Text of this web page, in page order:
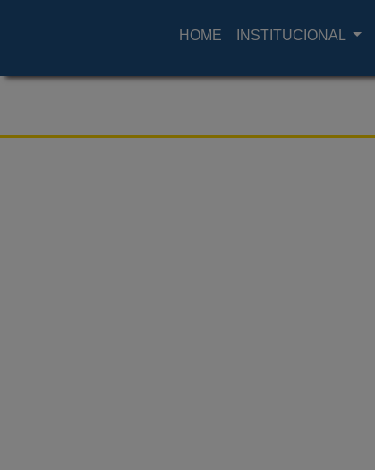
HOME INSTITUCIONAL